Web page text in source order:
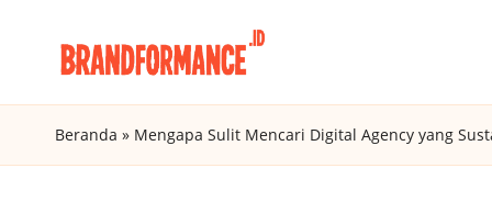
B
r
Marketing
Agency
Beranda » Mengapa Sulit Mencari Digital Agency yang